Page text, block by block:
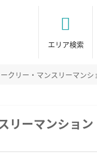
エリア検索
クリー・マンスリーマンシ
リーマンショ